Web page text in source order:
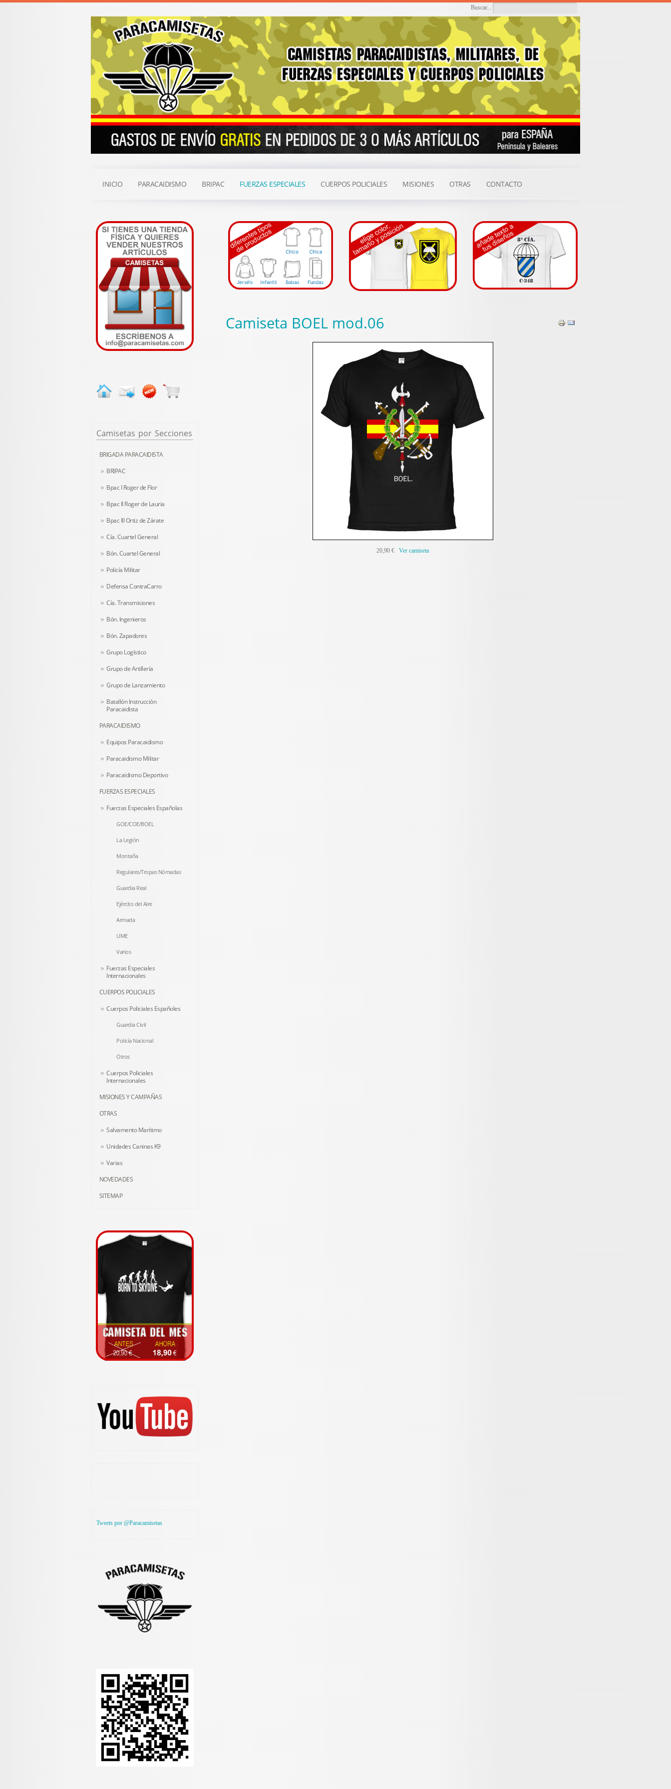
Buscar...
INICIO PARACAIDISMO BRIPAC FUERZAS ESPECIALES CUERPOS POLICIALES MISIONES OTRAS CONTACTO
Camisetas por Secciones
BRIGADA PARACAIDISTA
BRIPAC
Bpac I Roger de Flor
Bpac II Roger de Lauria
Bpac III Ortiz de Zárate
Cía. Cuartel General
Bón. Cuartel General
Policía Militar
Defensa ContraCarro
Cía. Transmisiones
Bón. Ingenieros
Bón. Zapadores
Grupo Logístico
Grupo de Artillería
Grupo de Lanzamiento
Batallón Instrucción
Paracaidista
PARACAIDISMO
Equipos Paracaidismo
Paracaidismo Militar
Paracaidismo Deportivo
FUERZAS ESPECIALES
Fuerzas Especiales Españolas
GOE/COE/BOEL
La Legión
Montaña
Regulares/Tropas Nómadas
Guardia Real
Ejército del Aire
Armada
UME
Varios
Fuerzas Especiales
Internacionales
CUERPOS POLICIALES
Cuerpos Policiales Españoles
Guardia Civil
Policía Nacional
Otros
Cuerpos Policiales
Internacionales
MISIONES Y CAMPAÑAS
OTRAS
Salvamento Marítimo
Unidades Caninas K9
Varias
NOVEDADES
SITEMAP
Tweets por @Paracamisetas
Camiseta BOEL mod.06
20,90 €Ver camiseta